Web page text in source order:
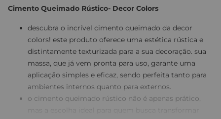
Cimento Queimado Rústico- Decor Colors
descubra o incrível cimento queimado da decor
colors! este produto oferece uma estética rústica e
distintamente texturizada para a sua decoração. sua
massa, que já vem pronta para uso, garante uma
aplicação simples e eficaz, sendo perfeita tanto para
ambientes internos quanto para externos.
o cimento queimado rústico não é apenas prático,